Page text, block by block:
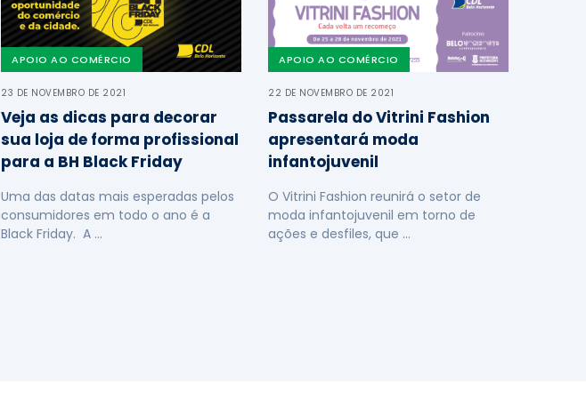
APOIO AO COMÉRCIO
23 DE NOVEMBRO DE 2021
Veja as dicas para decorar
sua loja de forma profissional
para a BH Black Friday
Uma das datas mais esperadas pelos
consumidores em todo o ano é a
Black Friday. A …
APOIO AO COMÉRCIO
22 DE NOVEMBRO DE 2021
Passarela do Vitrini Fashion
apresentará moda
infantojuvenil
O Vitrini Fashion reunirá o setor de
moda infantojuvenil em torno de
ações e desfiles, que …